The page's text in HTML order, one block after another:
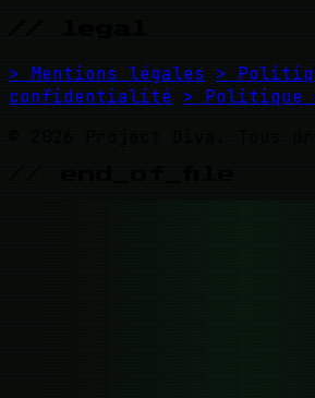
> Mentions légales
>
confidentialité > Politique